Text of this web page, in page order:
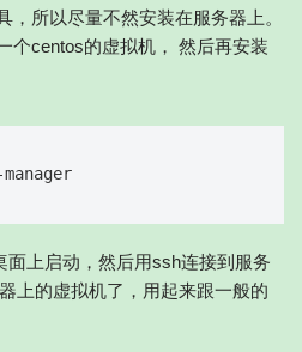
，所以尽量不然安装在服务器上。
个centos的虚拟机， 然后再安装
面上启动，然后用ssh连接到服务
上的虚拟机了，用起来跟一般的